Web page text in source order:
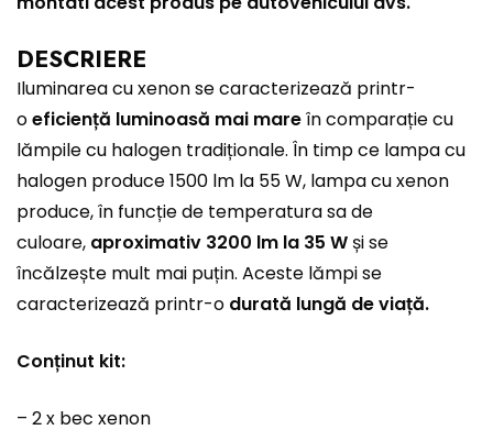
DESCRIERE
Iluminarea cu xenon se caracterizează printr-
oeficiență luminoasă mai mareîn comparație cu
lămpile cu halogen tradiționale. În timp ce lampa cu
halogen produce 1500 lm la 55 W, lampa cu xenon
produce, în funcție de temperatura sa de
culoare, aproximativ 3200 lm la 35 Wși se
încălzește mult mai puțin. Aceste lămpi se
caracterizează printr-o durată lungă de viață.
Conținut kit:
– 2 x bec xenon